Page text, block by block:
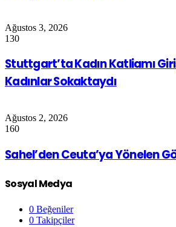
Ağustos 3, 2026
130
Stuttgart’ta Kadın Katliamı
Kadınlar Sokaktaydı
Ağustos 2, 2026
160
Sahel’den Ceuta’ya Yönelen
Sosyal Medya
0 Beğeniler
0 Takipçiler